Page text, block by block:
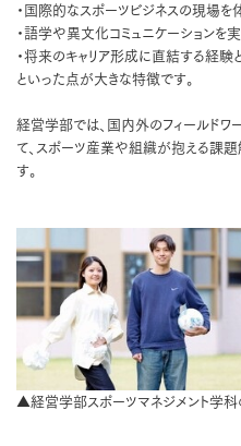
・国際的なスポーツビジネスの現場を
・語学や異文化コミュニケーションを
・将来のキャリア形成に直結する経験
といった点が大きな特徴です。
経営学部では、国内外のフィールドワ
て、スポーツ産業や組織が抱える課
す。
▲経営学部スポーツマネジメント学科